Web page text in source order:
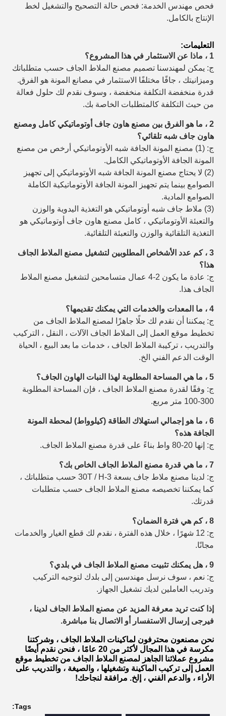
فحص مهندس الخدمة: فحص حالة التصحيح والتشغيل لخط
الإنتاج بالكامل.
التعليمات:
1 ، ماذا عن الاستثمار في هذا المشروع؟
ج: يمكن لمهندسنا تصميم مصنع الملاط الجاف حسب متطلباتك
وميزانيتك ، جافًا مختلفًا الاستثمار في مصانع المونة هو الفرق.
قدرة منخفضة التكلفة منخفضة ، وسوف نقدم لك حلول فعالة
من حيث التكلفة كالمتطلبات الخاصة بك.
2 ، ما هو الفرق بين مصنع هاون جاف أوتوماتيكي كامل ومصنع
هاون جاف شبه تلقائي؟
ج: (1) مصنع المونة الجافة شبه الأوتوماتيكي أرخص من مصنع
المونة الجافة الأوتوماتيكي الكامل.
(2) لا يحتاج مصنع المونة الجافة شبه الأوتوماتيكي إلى تجهيز
الصوامع بينما يتم تجهيز المونة الجافة الأوتوماتيكية الكاملة
الصوامع المادية.
(3) ملاط ​​جاف شبه أوتوماتيكي هو التغذية اليدوية والوزن
والتعبئة الأوتوماتيكي ، كامل مصنع هاون جاف أوتوماتيكي هو
التغذية التلقائية والوزن والتعبئة التلقائية.
3 ، كم عدد الأشخاص المطلوبين لتشغيل مصنع الملاط الجاف
هذا؟
ج: عادة ما يكون 2-4 عمال متسامحين لتشغيل مصنع الملاط
الجاف هذا.
4 ، ما المعدات والخدمات التي يمكنك تقديمها؟
ج: يمكننا أن نقدم لك حلًا جاهزًا لمصنع الملاط الجاف من
تخطيط موقع العمل إلى الملاط الجاف الآلات ، النقل ، التركيب
والتدريب ، تركيبة الملاط الجاف ، خدمات ما بعد البيع ، الحياة
الوقت الدعم الفني الخ.
5 ، ما هي المساحة المطلوبة لهذا النبات الهاون الجاف؟
ج: وفقًا لقدرة مصنع الملاط الجاف ، فإن المساحة المطلوبة
300-100 متر مربع.
6 ، ما هو إجمالي استهلاك الطاقة (كيلوواط) لمحطة المونة
الجافة هذه؟
ج: إنها 20-80 واط بناءً على قدرة مصنع الملاط الجاف.
7 ، ما هي قدرة مصنع الملاط الجاف الخاص بك؟
ج: لدينا مصنع ملاط ​​جاف بسعة 3-30T / H حسب متطلباتك ،
كما يمكننا تخصيصه مصنع الملاط الجاف حسب متطلبات
قدرتك.
8 ، كم هي فترة الضمان؟
ج: 12 شهرًا ، خلال هذه الفترة ، نقدم لك قطع الغيار والخدمات
مجانًا.
9 ، هل يمكنك تثبيت مصنع الملاط الجاف في بلدي؟
ج: نعم ، سوف نرسل مهندسين إلى بلدك لتوجيه التركيب
وتدريب العاملين لديك تشغيل الجهاز.
إذا كنت تريد معرفة المزيد عن مصنع الملاط الجاف لدينا ،
فيرجى إرسال الاستفسار أو الاتصال بنا مباشرة.
نحن مصنعون محترفون لماكينات الملاط الجاف ، وشركتنا
مكرسة في هذا المجال لأكثر من 20 عامًا ، فنحن نقدم أيضًا
مشروع عملائنا الجاهز لمصنع الملاط الجاف من تخطيط موقع
العمل إلى تركيب الماكينة وتشغيلها ، والصيغة ، والتدريب على
الأراء ، والدعم الفني ، إلخ. مرافقة لنجاحك!
Tags: